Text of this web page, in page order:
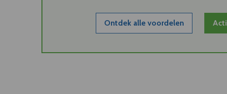
Ontdek alle voordelen